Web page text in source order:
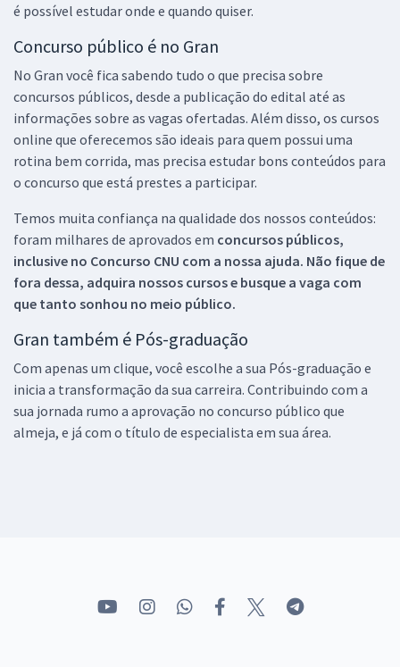
é possível estudar onde e quando quiser.
Concurso público é no Gran
No Gran você fica sabendo tudo o que precisa sobre
concursos públicos, desde a publicação do edital até as
informações sobre as vagas ofertadas. Além disso, os cursos
online que oferecemos são ideais para quem possui uma
rotina bem corrida, mas precisa estudar bons conteúdos para
o concurso que está prestes a participar.
Temos muita confiança na qualidade dos nossos conteúdos:
foram milhares de aprovados em concursos públicos,
inclusive no Concurso CNU com a nossa ajuda. Não fique de
fora dessa, adquira nossos cursos e busque a vaga com
que tanto sonhou no meio público.
Gran também é Pós-graduação
Com apenas um clique, você escolhe a sua Pós-graduação e
inicia a transformação da sua carreira. Contribuindo com a
sua jornada rumo a aprovação no concurso público que
almeja, e já com o título de especialista em sua área.